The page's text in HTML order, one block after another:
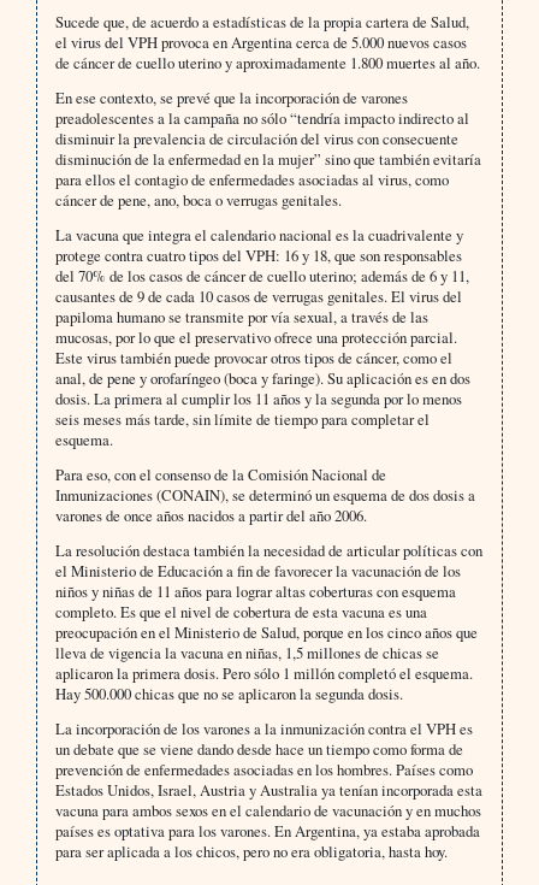
Sucede que, de acuerdo a estadísticas de la propia cartera de Salud,
el virus del VPH provoca en Argentina cerca de 5.000 nuevos casos
de cáncer de cuello uterino y aproximadamente 1.800 muertes al año.
En ese contexto, se prevé que la incorporación de varones
preadolescentes a la campaña no sólo “tendría impacto indirecto al
disminuir la prevalencia de circulación del virus con consecuente
disminución de la enfermedad en la mujer” sino que también evitaría
para ellos el contagio de enfermedades asociadas al virus, como
cáncer de pene, ano, boca o verrugas genitales.
La vacuna que integra el calendario nacional es la cuadrivalente y
protege contra cuatro tipos del VPH: 16 y 18, que son responsables
del 70% de los casos de cáncer de cuello uterino; además de 6 y 11,
causantes de 9 de cada 10 casos de verrugas genitales. El virus del
papiloma humano se transmite por vía sexual, a través de las
mucosas, por lo que el preservativo ofrece una protección parcial.
Este virus también puede provocar otros tipos de cáncer, como el
anal, de pene y orofaríngeo (boca y faringe). Su aplicación es en dos
dosis. La primera al cumplir los 11 años y la segunda por lo menos
seis meses más tarde, sin límite de tiempo para completar el
esquema.
Para eso, con el consenso de la Comisión Nacional de
Inmunizaciones (CONAIN), se determinó un esquema de dos dosis a
varones de once años nacidos a partir del año 2006.
La resolución destaca también la necesidad de articular políticas con
el Ministerio de Educación a fin de favorecer la vacunación de los
niños y niñas de 11 años para lograr altas coberturas con esquema
completo. Es que el nivel de cobertura de esta vacuna es una
preocupación en el Ministerio de Salud, porque en los cinco años que
lleva de vigencia la vacuna en niñas, 1,5 millones de chicas se
aplicaron la primera dosis. Pero sólo 1 millón completó el esquema.
Hay 500.000 chicas que no se aplicaron la segunda dosis.
La incorporación de los varones a la inmunización contra el VPH es
un debate que se viene dando desde hace un tiempo como forma de
prevención de enfermedades asociadas en los hombres. Países como
Estados Unidos, Israel, Austria y Australia ya tenían incorporada esta
vacuna para ambos sexos en el calendario de vacunación y en muchos
países es optativa para los varones. En Argentina, ya estaba aprobada
para ser aplicada a los chicos, pero no era obligatoria, hasta hoy.